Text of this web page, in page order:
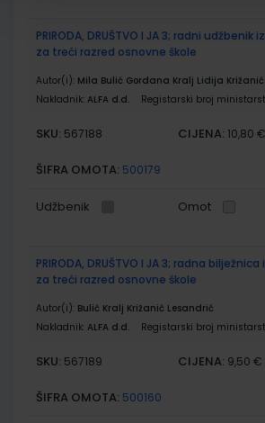
PRIRODA, DRUŠTVO I JA 3; radni
za treći razred osnovne škole
Autor(i): Mila Bulić Gordana Kralj Lidija
Nakladnik: ALFA d.d. Registarski broj
SKU: 567188 CIJENA: 10,80 €
ŠIFRA OMOTA: 500179
Udžbenik Omot
PRIRODA, DRUŠTVO I JA 3; radna
za treći razred osnovne škole
Autor(i): Bulić Kralj Križanić Lesandrić
Nakladnik: ALFA d.d. Registarski broj
SKU: 567189 CIJENA: 9,50 €
ŠIFRA OMOTA: 500160